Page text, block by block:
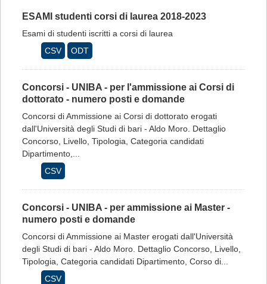
ESAMI studenti corsi di laurea 2018-2023
Esami di studenti iscritti a corsi di laurea
CSV
ODT
Concorsi - UNIBA - per l'ammissione ai Corsi di
dottorato - numero posti e domande
Concorsi di Ammissione ai Corsi di dottorato erogati
dall'Università degli Studi di bari - Aldo Moro. Dettaglio
Concorso, Livello, Tipologia, Categoria candidati
Dipartimento,...
CSV
Concorsi - UNIBA - per ammissione ai Master -
numero posti e domande
Concorsi di Ammissione ai Master erogati dall'Università
degli Studi di bari - Aldo Moro. Dettaglio Concorso, Livello,
Tipologia, Categoria candidati Dipartimento, Corso di...
CSV